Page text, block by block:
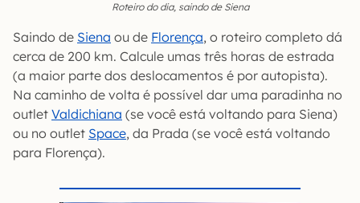
Roteiro do dia, saindo de Siena
Saindo de Siena ou de Florença, o roteiro completo dá
cerca de 200 km. Calcule umas três horas de estrada
(a maior parte dos deslocamentos é por autopista).
Na caminho de volta é possível dar uma paradinha no
outlet Valdichiana (se você está voltando para Siena)
ou no outlet Space, da Prada (se você está voltando
para Florença).